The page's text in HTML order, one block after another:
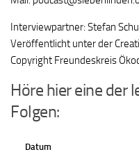
Interviewpartner: Stefan
Veröffentlicht unter der
Copyright Freundeskreis
Höre hier eine der
Folgen:
Datum